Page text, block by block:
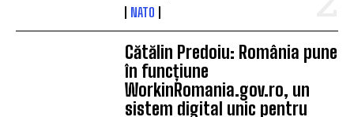
NATO
Cătălin Predoiu: România pune
în funcțiune
WorkinRomania.gov.ro, un
sistem digital unic pentru